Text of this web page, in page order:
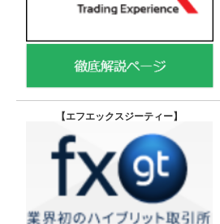
【エフエックスジーティー】